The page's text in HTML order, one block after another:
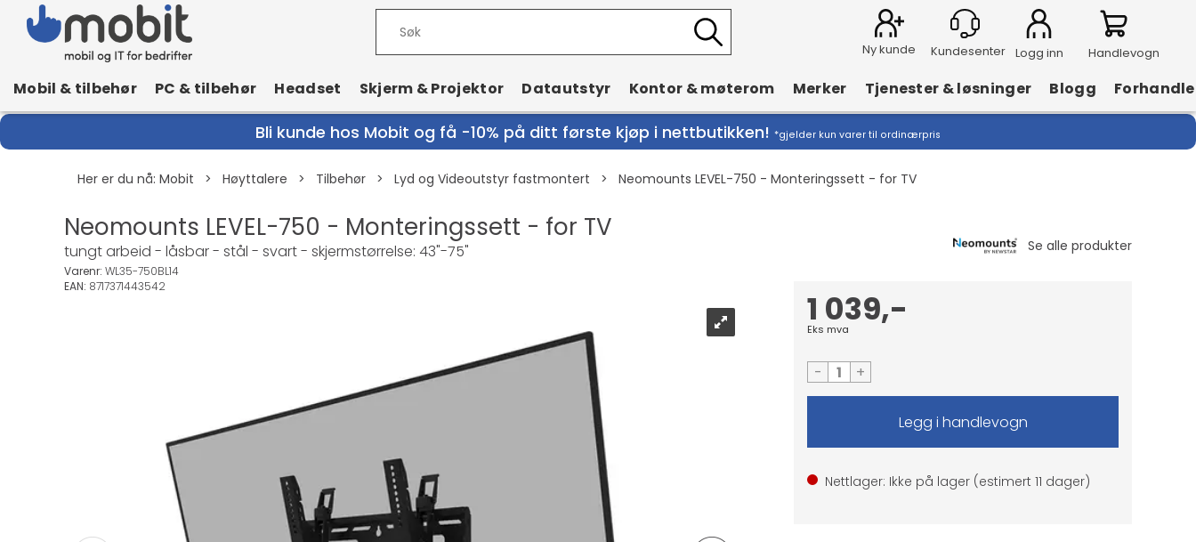
Ny kunde Logg inn Handlevogn
Mobil & tilbehør PC & tilbehør Headset Skjerm & Projektor Datautstyr Kontor & møterom Merker Tjenester & løsninger Blogg
Bli kunde hos Mobit og få -10% på ditt første kjøp i nettbutikken! *gjelder kun varer til ordinærpris
Her er du nå: Mobit > Høyttalere > Tilbehør > Lyd og Videoutstyr fastmontert > Neomounts LEVEL-750 - Monteringssett - for TV
Neomounts LEVEL-750 - Monteringssett - for TV
tungt arbeid - låsbar - stål - svart - skjermstørrelse: 43"-75"
Varenr: WL35-750BL14
EAN: 8717371443542
1 039,-
Eks mva
- +
Nettlager: Ikke på lager (estimert 11 dager)